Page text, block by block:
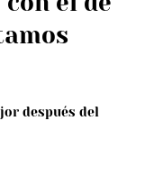
después del